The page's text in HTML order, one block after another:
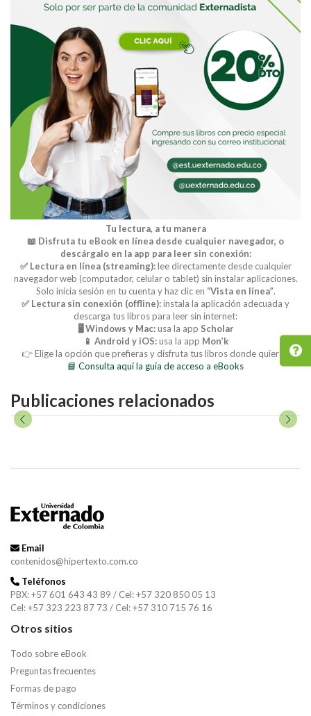
Tu lectura, a tu manera
📖 Disfruta tu eBook en línea desde cualquier navegador, o
descárgalo en la app para leer sin conexión:
✅ Lectura en línea (streaming):lee directamente desde cualquier
navegador web (computador, celular o tablet) sin instalar aplicaciones.
Solo inicia sesión en tu cuenta y haz clic en “Vista en línea”.
✅ Lectura sin conexión (offline):instala la aplicación adecuada y
descarga tus libros para leer sin internet:
🖥️ Windows y Mac:usa la app Scholar
📱 Android y iOS:usa la app Mon’k
👉 Elige la opción que prefieras y disfruta tus libros donde quieras.
📘 Consulta aquí la guía de acceso a eBooks
Publicaciones relacionados
Email
contenidos@hipertexto.com.co
Teléfonos
PBX: +57 601 643 43 89 / Cel: +57 320 850 05 13
Cel: +57 323 223 87 73 / Cel: +57 310 715 76 16
Otros sitios
Todo sobre eBook
Preguntas frecuentes
Formas de pago
Términos y condiciones